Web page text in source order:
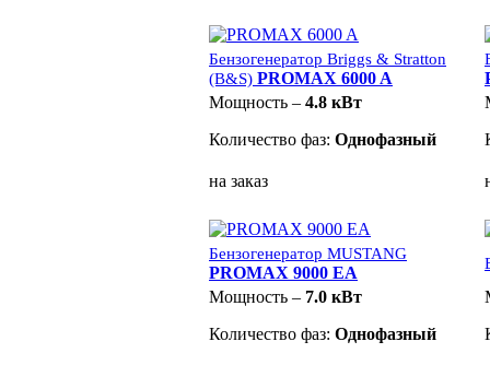
Бензогенератор Briggs & Stratton
(B&S) PROMAX 6000 A
Мощность – 4.8 кВт
Количество фаз: Однофазный
на заказ
Бензогенератор MUSTANG
PROMAX 9000 EA
Мощность – 7.0 кВт
Количество фаз: Однофазный